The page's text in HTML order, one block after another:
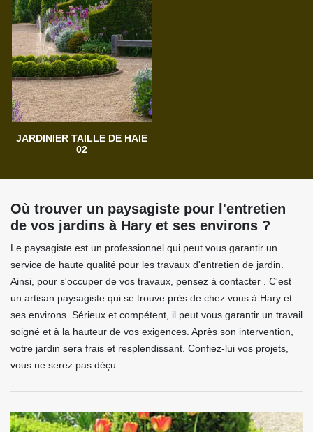
JARDINIER TAILLE DE HAIE
02
Où trouver un paysagiste pour l'entretien
de vos jardins à Hary et ses environs ?
Le paysagiste est un professionnel qui peut vous garantir un
service de haute qualité pour les travaux d'entretien de jardin.
Ainsi, pour s'occuper de vos travaux, pensez à contacter . C'est
un artisan paysagiste qui se trouve près de chez vous à Hary et
ses environs. Sérieux et compétent, il peut vous garantir un travail
soigné et à la hauteur de vos exigences. Après son intervention,
votre jardin sera frais et resplendissant. Confiez-lui vos projets,
vous ne serez pas déçu.